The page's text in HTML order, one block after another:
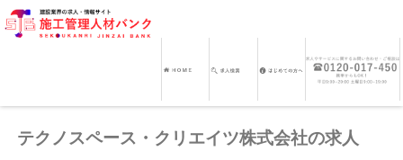
テクノスペース・クリエイツ株式会社の求人